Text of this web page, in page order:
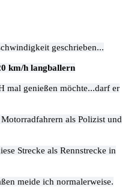
geschrieben...
km/h langballern
mal genießen möchte...darf er
als Polizist und
Strecke als Rennstrecke in
meide ich normalerweise.